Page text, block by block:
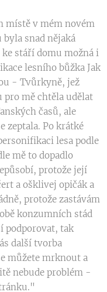
místě v mém novém
snad nějaká
stáří domu možná i
lesního bůžka Jak
- Tvůrkyně, jež
mě chtěla udělat
časů, ale
zeptala. Po krátké
lesa podle
mě to dopadlo
protože její
a ošklivej opičák a
protože zastávám
konzumních stád
podporovat, tak
další tvorba
můžete mrknout a
nebude problém -